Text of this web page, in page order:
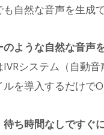
も自然な音声を生成
ような自然な音声
システム（自動
を導入するだけで
ち時間なしですぐ